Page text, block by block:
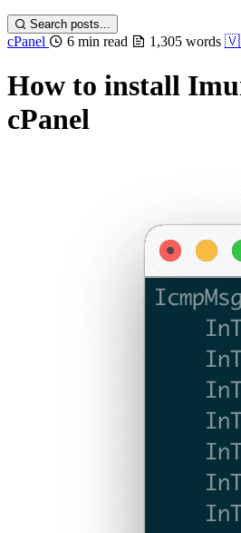
Search posts...
cPanel 6 min read 1,305 words
How to install
cPanel